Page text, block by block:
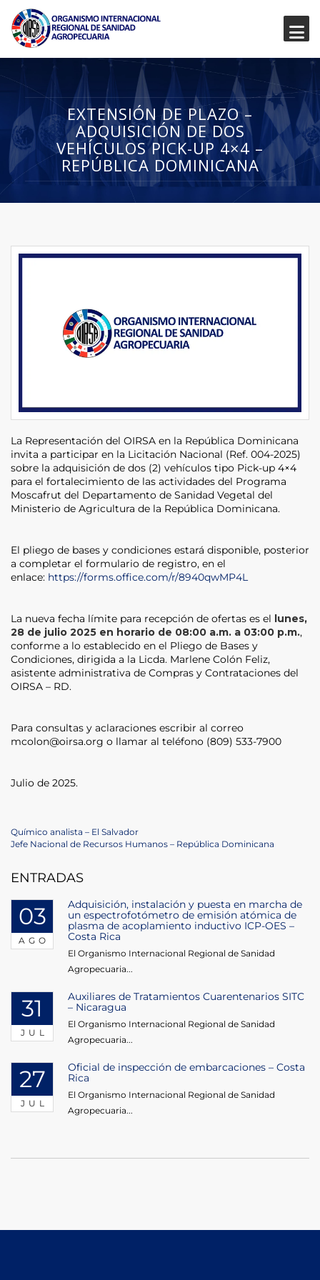
EXTENSIÓN DE PLAZO –
ADQUISICIÓN DE DOS
VEHÍCULOS PICK-UP 4×4 –
REPÚBLICA DOMINICANA
La Representación del OIRSA en la República Dominicana
invita a participar en la Licitación Nacional (Ref. 004-2025)
sobre la adquisición de dos (2) vehículos tipo Pick-up 4×4
para el fortalecimiento de las actividades del Programa
Moscafrut del Departamento de Sanidad Vegetal del
Ministerio de Agricultura de la República Dominicana.
El pliego de bases y condiciones estará disponible, posterior
a completar el formulario de registro, en el
enlace: https://forms.office.com/r/8940qwMP4L
La nueva fecha límite para recepción de ofertas es el lunes,
28 de julio 2025 en horario de 08:00 a.m. a 03:00 p.m.,
conforme a lo establecido en el Pliego de Bases y
Condiciones, dirigida a la Licda. Marlene Colón Feliz,
asistente administrativa de Compras y Contrataciones del
OIRSA – RD.
Para consultas y aclaraciones escribir al correo
mcolon@oirsa.org o llamar al teléfono (809) 533-7900
Julio de 2025.
Navegación
entradas
Previous
Post
Químico analista – El Salvador
Next
Jefe Nacional de Recursos Humanos – República Dominicana
ENTRADAS
03
AGO
Adquisición, instalación y puesta en marcha de
un espectrofotómetro de emisión atómica de
plasma de acoplamiento inductivo ICP-OES –
Costa Rica
El Organismo Internacional Regional de Sanidad
Agropecuaria...
31
JUL
Auxiliares de Tratamientos Cuarentenarios SITC
– Nicaragua
El Organismo Internacional Regional de Sanidad
Agropecuaria...
27
JUL
Oficial de inspección de embarcaciones – Costa
Rica
El Organismo Internacional Regional de Sanidad
Agropecuaria...